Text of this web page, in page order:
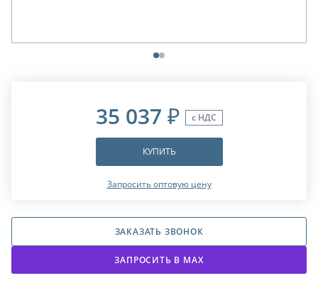
35 037 ₽ с НДС
КУПИТЬ
Запросить оптовую цену
ЗАКАЗАТЬ ЗВОНОК
ЗАПРОСИТЬ В МАХ